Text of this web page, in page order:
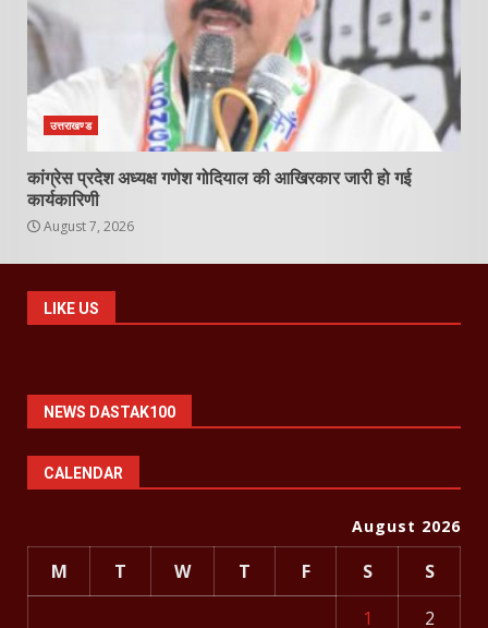
उत्तराखण्ड
कांग्रेस प्रदेश अध्यक्ष गणेश गोदियाल की आखिरकार जारी हो गई
कार्यकारिणी
August 7, 2026
LIKE US
NEWS DASTAK100
CALENDAR
August 2026
M T W T F S
S
1
2